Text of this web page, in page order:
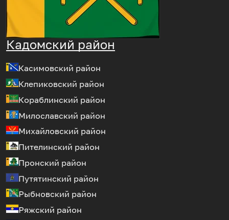
Кадомский район
Касимовский район
Клепиковский район
Кораблинский район
Милославский район
Михайловский район
Пителинский район
Пронский район
Путятинский район
Рыбновский район
Ряжский район